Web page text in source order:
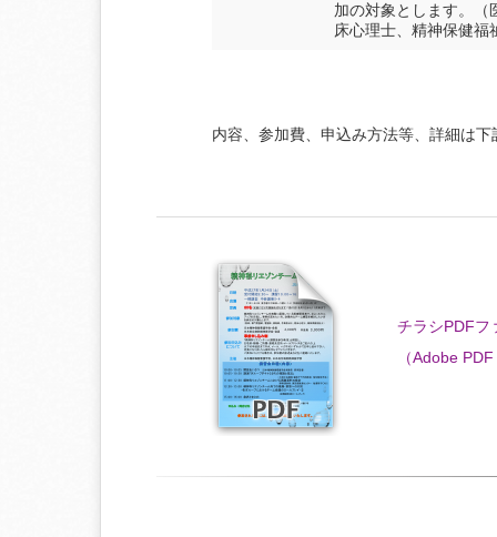
加の対象とします。（
床心理士、精神保健福
内容、参加費、申込み方法等、詳細は
チラシPDFフ
（Adobe